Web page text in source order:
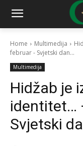
Home Multimedija
februar - Svjetski dan...
Multimedija
Hidžab je
identitet…
Svjetski